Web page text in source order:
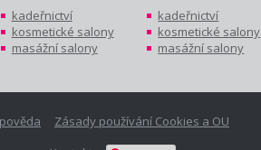
kadeřnictví
kosmetické salony
masážní salony
kadeřnictví
kosmetické salony
masážní salony
Zásady používání Cookies a OU